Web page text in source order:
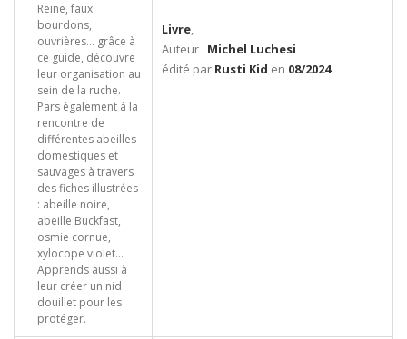
Reine, faux
bourdons,
ouvrières... grâce à
ce guide, découvre
leur organisation au
sein de la ruche.
Pars également à la
rencontre de
différentes abeilles
domestiques et
sauvages à travers
des fiches illustrées
: abeille noire,
abeille Buckfast,
osmie cornue,
xylocope violet...
Apprends aussi à
leur créer un nid
douillet pour les
protéger.
Livre,
Auteur : Michel Luchesi
édité par Rusti Kid en 08/2024